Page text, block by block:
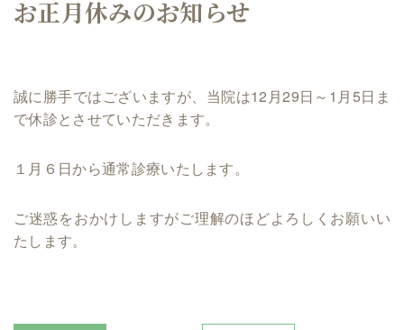
お正月休みのお知らせ
誠に勝手ではございますが、当院は12月29日～1月5日ま
で休診とさせていただきます。
１月６日から通常診療いたします。
ご迷惑をおかけしますがご理解のほどよろしくお願いい
たします。